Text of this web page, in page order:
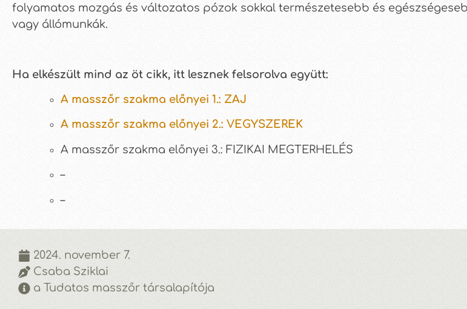
folyamatos mozgás és változatos pózok sokkal természetesebb és
vagy állómunkák.
Ha elkészült mind az öt cikk, itt lesznek felsorolva együtt:
A masszőr szakma előnyei 1.: ZAJ
A masszőr szakma előnyei 2.: VEGYSZEREK
A masszőr szakma előnyei 3.: FIZIKAI MEGTERHELÉS
–
–
2024. november 7.
Csaba Sziklai
a Tudatos masszőr társalapítója